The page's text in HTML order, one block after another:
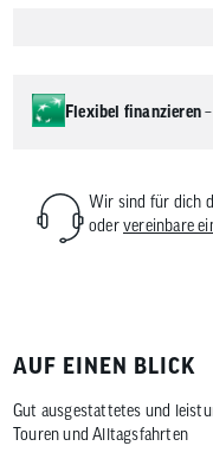
Flexibel finanzieren
Wir sind für dich
odervereinbare
AUF EINEN BLICK
Gut ausgestattetes und
Touren und Alltagsfahrten